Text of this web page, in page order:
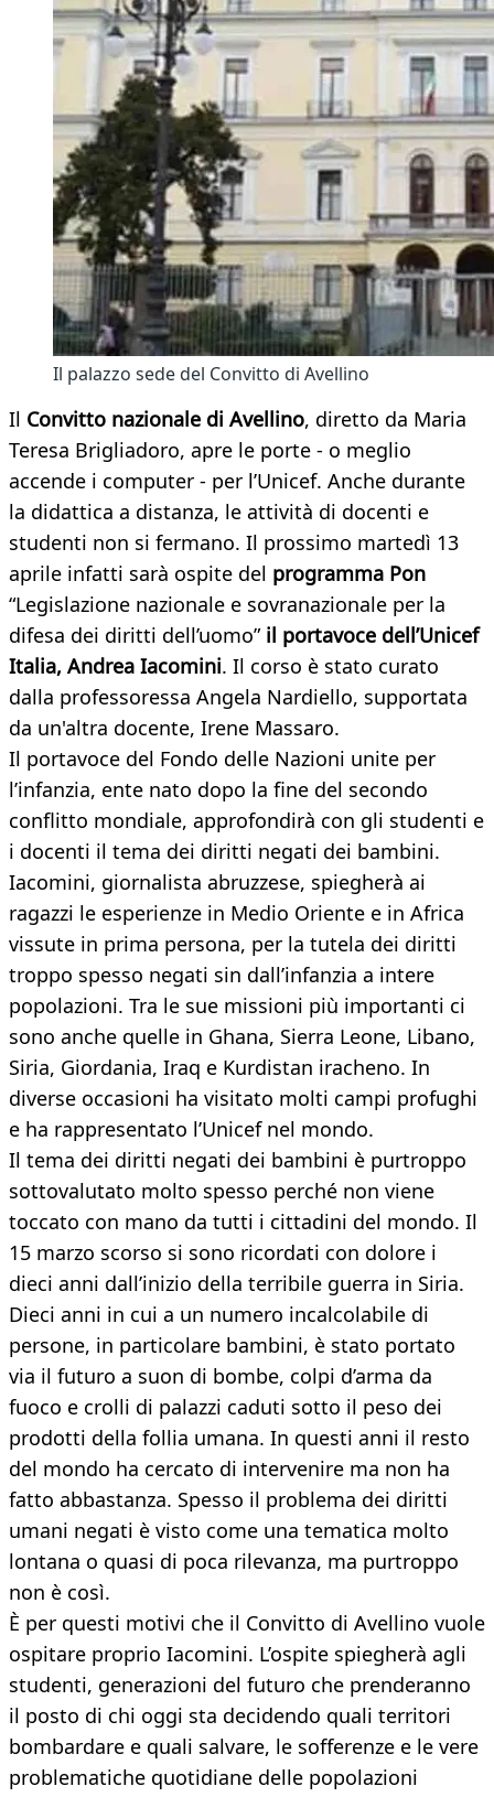
Il palazzo sede del Convitto di Avellino
Il Convitto nazionale di Avellino, diretto da Maria
Teresa Brigliadoro, apre le porte - o meglio
accende i computer - per l’Unicef. Anche durante
la didattica a distanza, le attività di docenti e
studenti non si fermano. Il prossimo martedì 13
aprile infatti sarà ospite del programma Pon
“Legislazione nazionale e sovranazionale per la
difesa dei diritti dell’uomo” il portavoce dell’Unicef
Italia, Andrea Iacomini. Il corso è stato curato
dalla professoressa Angela Nardiello, supportata
da un'altra docente, Irene Massaro.
Il portavoce del Fondo delle Nazioni unite per
l’infanzia, ente nato dopo la fine del secondo
conflitto mondiale, approfondirà con gli studenti e
i docenti il tema dei diritti negati dei bambini.
Iacomini, giornalista abruzzese, spiegherà ai
ragazzi le esperienze in Medio Oriente e in Africa
vissute in prima persona, per la tutela dei diritti
troppo spesso negati sin dall’infanzia a intere
popolazioni. Tra le sue missioni più importanti ci
sono anche quelle in Ghana, Sierra Leone, Libano,
Siria, Giordania, Iraq e Kurdistan iracheno. In
diverse occasioni ha visitato molti campi profughi
e ha rappresentato l’Unicef nel mondo.
Il tema dei diritti negati dei bambini è purtroppo
sottovalutato molto spesso perché non viene
toccato con mano da tutti i cittadini del mondo. Il
15 marzo scorso si sono ricordati con dolore i
dieci anni dall’inizio della terribile guerra in Siria.
Dieci anni in cui a un numero incalcolabile di
persone, in particolare bambini, è stato portato
via il futuro a suon di bombe, colpi d’arma da
fuoco e crolli di palazzi caduti sotto il peso dei
prodotti della follia umana. In questi anni il resto
del mondo ha cercato di intervenire ma non ha
fatto abbastanza. Spesso il problema dei diritti
umani negati è visto come una tematica molto
lontana o quasi di poca rilevanza, ma purtroppo
non è così.
È per questi motivi che il Convitto di Avellino vuole
ospitare proprio Iacomini. L’ospite spiegherà agli
studenti, generazioni del futuro che prenderanno
il posto di chi oggi sta decidendo quali territori
bombardare e quali salvare, le sofferenze e le vere
problematiche quotidiane delle popolazioni